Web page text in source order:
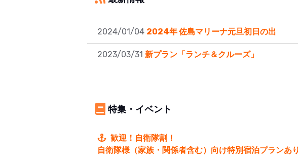
2024/01/04 2024年 佐島マリーナ元旦初日の出
2023/03/31 新プラン「ランチ＆クルーズ」
特集・イベント
歓迎！自衛隊割！
自衛隊様（家族・関係者含む）向け特別宿泊プランあ